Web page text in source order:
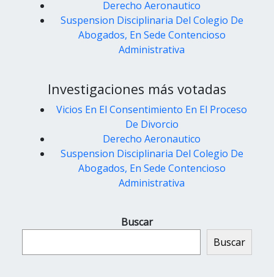
Derecho Aeronautico
Suspension Disciplinaria Del Colegio De
Abogados, En Sede Contencioso
Administrativa
Investigaciones más votadas
Vicios En El Consentimiento En El Proceso
De Divorcio
Derecho Aeronautico
Suspension Disciplinaria Del Colegio De
Abogados, En Sede Contencioso
Administrativa
Buscar
Buscar